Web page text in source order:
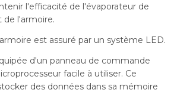
l'efficacité de l'évaporateur de
de l'armoire.
est assuré par un système LED.
d'un panneau de commande
facile à utiliser. Ce
des données dans sa mémoire